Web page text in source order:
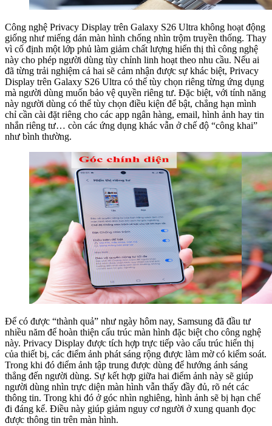
Công nghệ Privacy Display trên Galaxy S26 Ultra không hoạt động
giống như miếng dán màn hình chống nhìn trộm truyền thống. Thay
vì cố định một lớp phủ làm giảm chất lượng hiển thị thì công nghệ
này cho phép người dùng tùy chỉnh linh hoạt theo nhu cầu. Nếu ai
đã từng trải nghiệm cả hai sẽ cảm nhận được sự khác biệt, Privacy
Display trên Galaxy S26 Ultra có thể tùy chọn riêng từng ứng dụng
mà người dùng muốn bảo vệ quyền riêng tư. Đặc biệt, với tính năng
này người dùng có thể tùy chọn điều kiện để bật, chẳng hạn mình
chỉ cần cài đặt riêng cho các app ngân hàng, email, hình ảnh hay tin
nhắn riêng tư… còn các ứng dụng khác vẫn ở chế độ “công khai”
như bình thường.
Để có được “thành quả” như ngày hôm nay, Samsung đã đầu tư
nhiều năm để hoàn thiện cấu trúc màn hình đặc biệt cho công nghệ
này. Privacy Display được tích hợp trực tiếp vào cấu trúc hiển thị
của thiết bị, các điểm ảnh phát sáng rộng được làm mờ có kiểm soát.
Trong khi đó điểm ảnh tập trung được dùng để hướng ánh sáng
thẳng đến người dùng. Sự kết hợp giữa hai điểm ảnh này sẽ giúp
người dùng nhìn trực diện màn hình vẫn thấy đầy đủ, rõ nét các
thông tin. Trong khi đó ở góc nhìn nghiêng, hình ảnh sẽ bị hạn chế
đi đáng kể. Điều này giúp giảm nguy cơ người ở xung quanh đọc
được thông tin trên màn hình.